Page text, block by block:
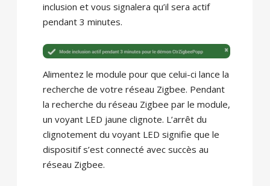
inclusion et vous signalera qu’il sera actif
pendant 3 minutes.
Alimentez le module pour que celui-ci lance la
recherche de votre réseau Zigbee. Pendant
la recherche du réseau Zigbee par le module,
un voyant LED jaune clignote. L’arrêt du
clignotement du voyant LED signifie que le
dispositif s’est connecté avec succès au
réseau Zigbee.